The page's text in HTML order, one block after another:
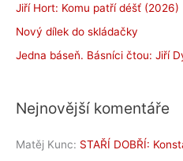
Jiří Hort: Komu patří déšť (2026)
Nový dílek do skládačky
Jedna báseň. Básníci čtou: Jiří
Nejnovější komentáře
Matěj Kunc: STAŘÍ DOBŘÍ: